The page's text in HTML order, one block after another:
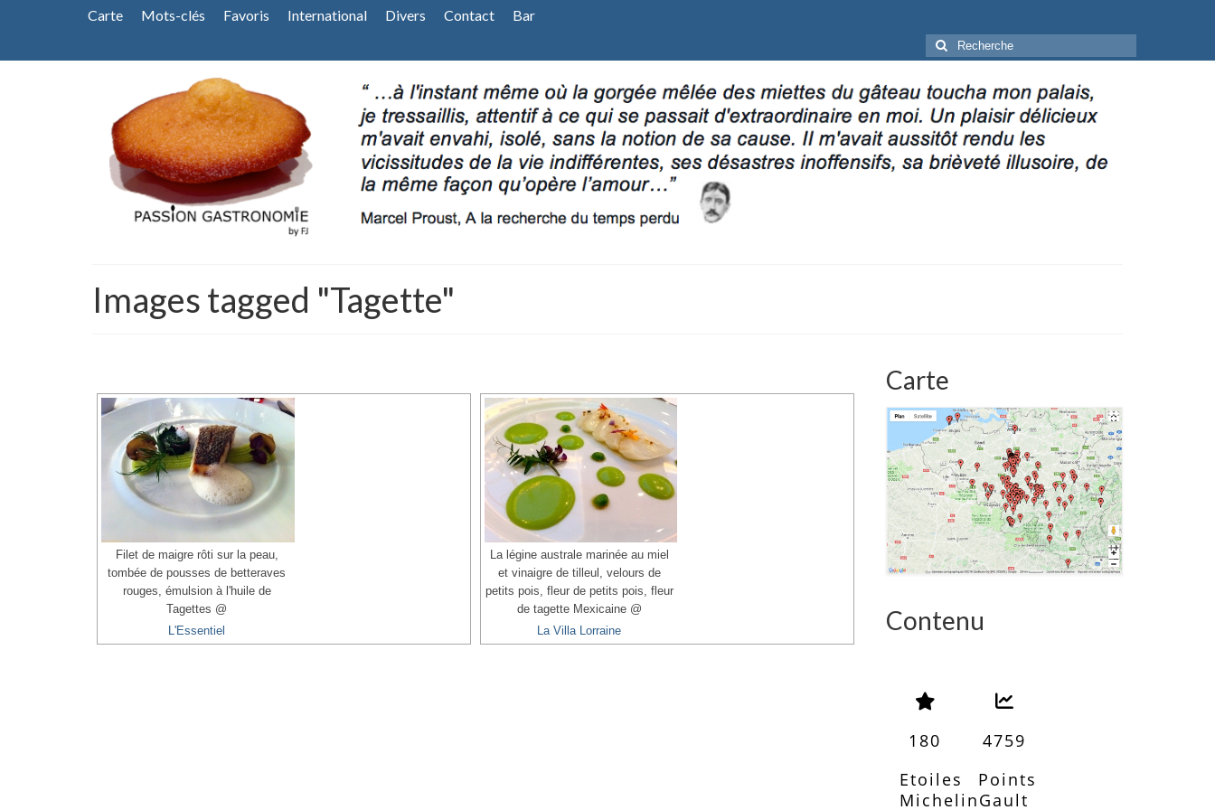
Carte Mots-clés Favoris International Divers Contact Bar
Rechercher
:
Images tagged "Tagette"
Filet de maigre rôti sur la peau,
tombée de pousses de betteraves
rouges, émulsion à l'huile de
Tagettes @
L'Essentiel
La légine australe marinée au miel
et vinaigre de tilleul, velours de
petits pois, fleur de petits pois, fleur
de tagette Mexicaine @
La Villa Lorraine
Carte
Contenu
180
Etoiles
Michelin
4759
Points
Gault